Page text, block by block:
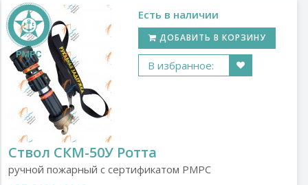
Есть в наличии
ДОБАВИТЬ В КОРЗИНУ
В избранное:
Ствол СКМ-50У Ротта
ручной пожарный с сертификатом РМРС